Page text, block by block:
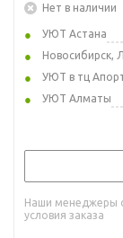
Нет в наличии
УЮТ Астана
Новосибирск,
УЮТ в тц
УЮТ Алматы
Наши менеджеры
условия заказа